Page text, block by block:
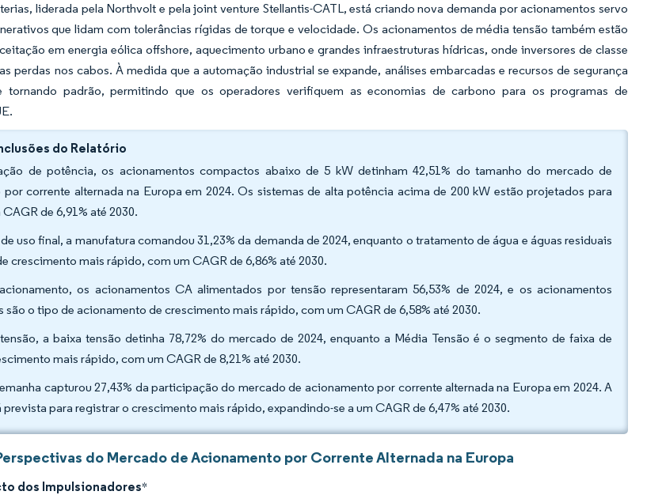
liderada pela Northvolt e pela joint venture Stellantis-CATL, está criando nova demanda por acionamentos servo
que lidam com tolerâncias rígidas de torque e velocidade. Os acionamentos de média tensão também estão
em energia eólica offshore, aquecimento urbano e grandes infraestruturas hídricas, onde inversores de classe
perdas nos cabos. À medida que a automação industrial se expande, análises embarcadas e recursos de segurança
tornando padrão, permitindo que os operadores verifiquem as economias de carbono para os programas de
do Relatório
de potência, os acionamentos compactos abaixo de 5 kW detinham 42,51% do tamanho do mercado de
corrente alternada na Europa em 2024. Os sistemas de alta potência acima de 200 kW estão projetados para
de 6,91% até 2030.
uso final, a manufatura comandou 31,23% da demanda de 2024, enquanto o tratamento de água e águas residuais
crescimento mais rápido, com um CAGR de 6,86% até 2030.
os acionamentos CA alimentados por tensão representaram 56,53% de 2024, e os acionamentos
são o tipo de acionamento de crescimento mais rápido, com um CAGR de 6,58% até 2030.
a baixa tensão detinha 78,72% do mercado de 2024, enquanto a Média Tensão é o segmento de faixa de
mais rápido, com um CAGR de 8,21% até 2030.
capturou 27,43% da participação do mercado de acionamento por corrente alternada na Europa em 2024. A
prevista para registrar o crescimento mais rápido, expandindo-se a um CAGR de 6,47% até 2030.
do Mercado de Acionamento por Corrente Alternada na Europa
dos Impulsionadores*